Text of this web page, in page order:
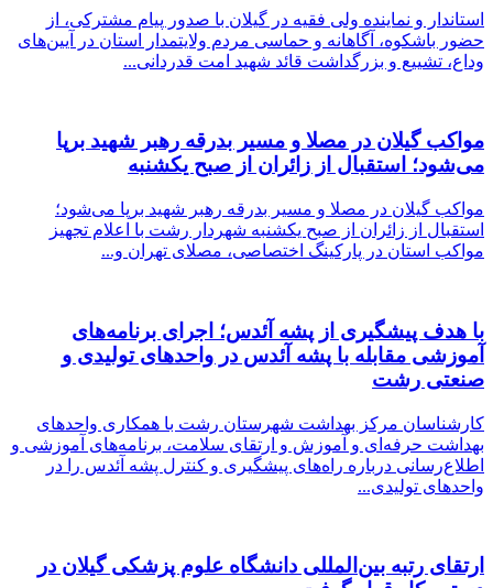
استاندار و نماینده ولی فقیه در گیلان با صدور پیام مشترکی، از
حضور باشکوه، آگاهانه و حماسی مردم ولایتمدار استان در آیین‌های
وداع، تشییع و بزرگداشت قائد شهید امت قدردانی...
مواکب گیلان در مصلا و مسیر بدرقه رهبر شهید برپا
می‌شود؛ استقبال از زائران از صبح یکشنبه
مواکب گیلان در مصلا و مسیر بدرقه رهبر شهید برپا می‌شود؛
استقبال از زائران از صبح یکشنبه شهردار رشت با اعلام تجهیز
مواکب استان در پارکینگ اختصاصی، مصلای تهران و...
با هدف پیشگیری از پشه آئدس؛ اجرای برنامه‌های
آموزشی مقابله با پشه آئدس در واحدهای تولیدی و
صنعتی رشت
کارشناسان مرکز بهداشت شهرستان رشت با همکاری واحدهای
بهداشت حرفه‌ای و آموزش و ارتقای سلامت، برنامه‌های آموزشی و
اطلاع‌رسانی درباره راه‌های پیشگیری و کنترل پشه آئدس را در
واحدهای تولیدی...
ارتقای رتبه بین‌المللی دانشگاه علوم پزشکی گیلان در